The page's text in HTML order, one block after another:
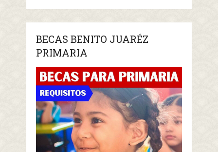
BECAS BENITO JUARÉZ
PRIMARIA